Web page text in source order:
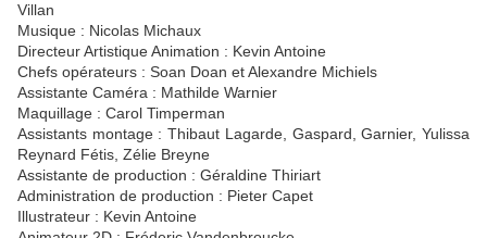
Villan
Musique : Nicolas Michaux
Directeur Artistique Animation : Kevin Antoine
Chefs opérateurs : Soan Doan et Alexandre Michiels
Assistante Caméra : Mathilde Warnier
Maquillage : Carol Timperman
Assistants montage : Thibaut Lagarde, Gaspard, Garnier, Yulissa
Reynard Fétis, Zélie Breyne
Assistante de production : Géraldine Thiriart
Administration de production : Pieter Capet
Illustrateur : Kevin Antoine